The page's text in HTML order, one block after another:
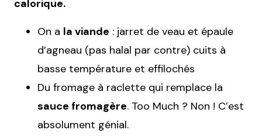
calorique.
On a la viande : jarret de veau et épaule
d’agneau (pas halal par contre) cuits à
basse température et effilochés
Du fromage à raclette qui remplace la
sauce fromagère. Too Much ? Non ! C’est
absolument génial.